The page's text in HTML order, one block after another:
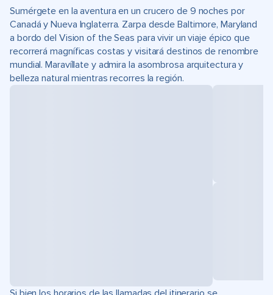
Sumérgete en la aventura en un crucero de 9 noches por
Canadá y Nueva Inglaterra. Zarpa desde Baltimore, Maryland
a bordo del Vision of the Seas para vivir un viaje épico que
recorrerá magníficas costas y visitará destinos de renombre
mundial. Maravíllate y admira la asombrosa arquitectura y
belleza natural mientras recorres la región.